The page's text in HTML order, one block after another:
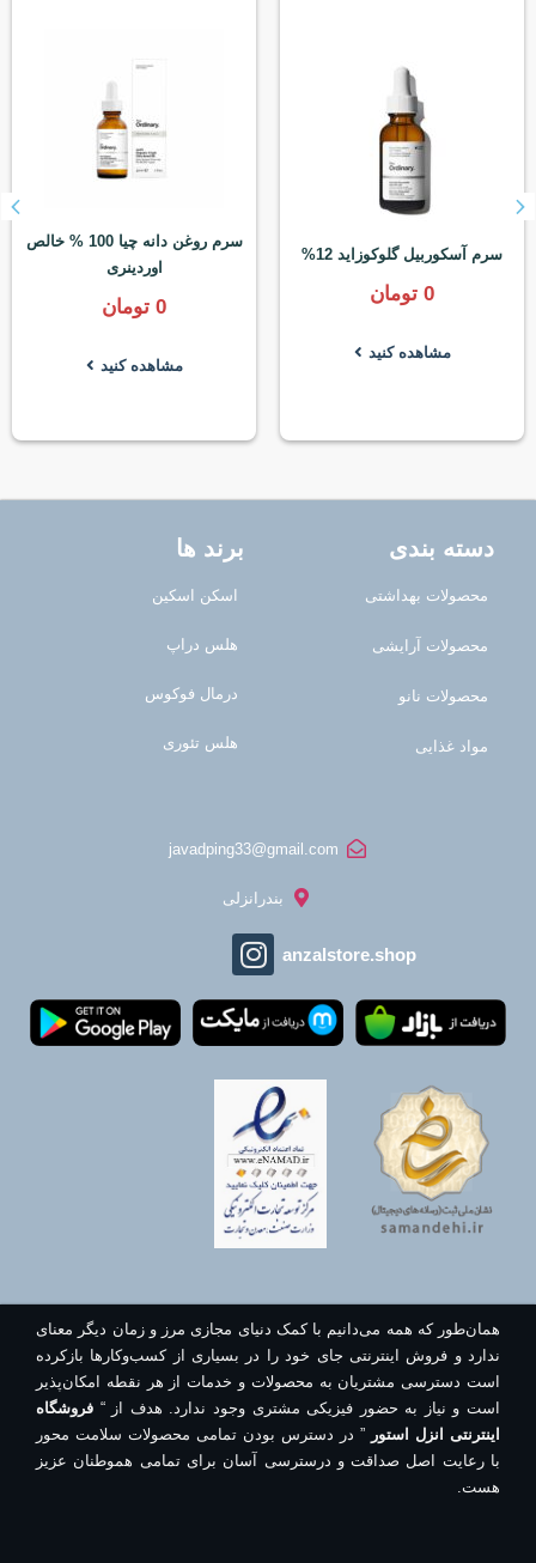
سرم آسکوربیل گلوکوزاید 12%
0 تومان
مشاهده کنید
سرم روغن دانه چیا 100 % خالص
اوردینری
0 تومان
مشاهده کنید
دسته بندی
محصولات بهداشتی
محصولات آرایشی
محصولات نانو
مواد غذایی
برند ها
اسکن اسکین
هلس دراپ
درمال فوکوس
هلس تئوری
javadping33@gmail.com
بندرانزلی
anzalstore.shop
همان‌طور که همه می‌دانیم با کمک دنیای مجازی مرز و زمان دیگر معنای
ندارد و فروش اینترنتی جای خود را در بسیاری از کسب‌وکارها بازکرده
است دسترسی مشتریان به محصولات و خدمات از هر نقطه امکان‌پذیر
است و نیاز به حضور فیزیکی مشتری وجود ندارد. هدف از “ فروشگاه
اینترنتی انزل استور ” در دسترس بودن تمامی محصولات سلامت محور
با رعایت اصل صداقت و درسترسی آسان برای تمامی هموطنان عزیز
هست.